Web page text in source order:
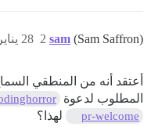
sam (Sam Saffron) 28 يناير 2020، 1:30ص 2
أعتقد أنه من المنطقي
المطلوب لدعوة
pr-welcome لهذا؟